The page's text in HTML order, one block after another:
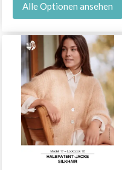
Alle Optionen ansehen